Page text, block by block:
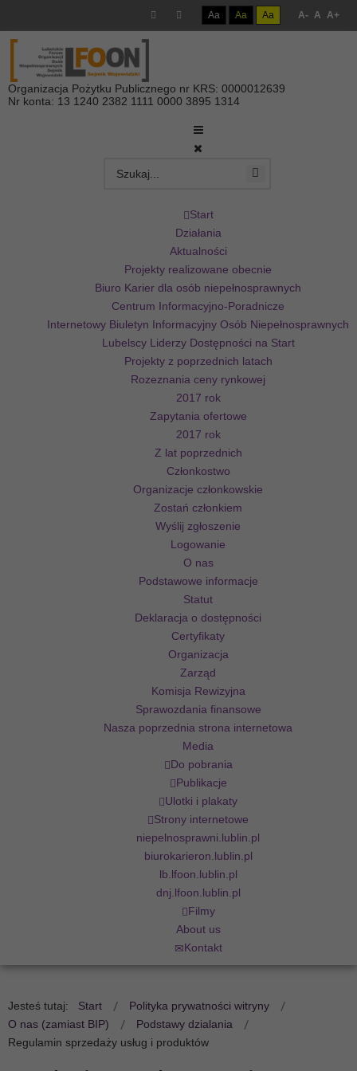
Aa Aa Aa A- A A+
Organizacja Pożytku Publicznego nr KRS: 0000012639
Nr konta: 13 1240 2382 1111 0000 3895 1314
Start
Działania
Aktualności
Projekty realizowane obecnie
Biuro Karier dla osób niepełnosprawnych
Centrum Informacyjno-Poradnicze
Internetowy Biuletyn Informacyjny Osób Niepełnosprawnych
Lubelscy Liderzy Dostępności na Start
Projekty z poprzednich latach
Rozeznania ceny rynkowej
2017 rok
Zapytania ofertowe
2017 rok
Z lat poprzednich
Członkostwo
Organizacje członkowskie
Zostań członkiem
Wyślij zgłoszenie
Logowanie
O nas
Podstawowe informacje
Statut
Deklaracja o dostępności
Certyfikaty
Organizacja
Zarząd
Komisja Rewizyjna
Sprawozdania finansowe
Nasza poprzednia strona internetowa
Media
Do pobrania
Publikacje
Ulotki i plakaty
Strony internetowe
niepelnosprawni.lublin.pl
biurokarieron.lublin.pl
lb.lfoon.lublin.pl
dnj.lfoon.lublin.pl
Filmy
About us
Kontakt
Jesteś tutaj: Start
Polityka prywatności witryny
O nas (zamiast BIP)
Podstawy dzialania
Regulamin sprzedaży usług i produktów